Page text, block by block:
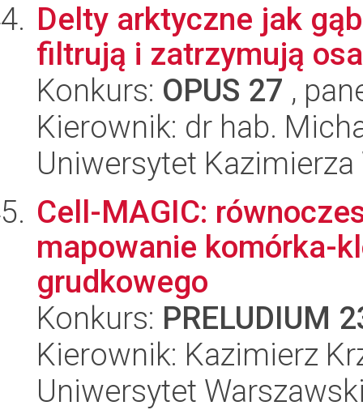
Delty arktyczne jak
filtrują i zatrzymują
Konkurs: OPUS 27 ,
Kierownik: dr hab.
Uniwersytet
Cell-MAGIC:
mapowanie komórka-
grudkowego
Konkurs: PRELUDIUM
Kierownik: Kazimierz
Uniwersytet